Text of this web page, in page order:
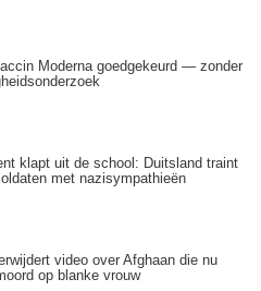
Moderna goedgekeurd — zonder
klapt uit de school: Duitsland traint
met nazisympathieën
video over Afghaan die nu
op blanke vrouw